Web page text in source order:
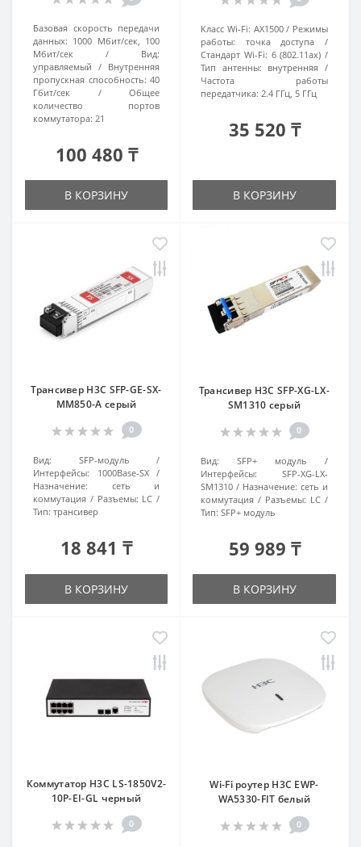
Базовая скорость передачи
данных: 1000 Мбит/сек, 100
Мбит/сек
Вид:
управляемый
Внутренняя
пропускная способность: 40
Гбит/сек
Общее
количество портов
коммутатора: 21
100 480 ₸
В КОРЗИНУ
Класс Wi-Fi: AX1500
Режимы
работы:
точка доступа
Стандарт Wi-Fi: 6 (802.11ax)
Тип антенны: внутренняя
Частота работы
передатчика: 2.4 ГГц, 5 ГГц
35 520 ₸
В КОРЗИНУ
Трансивер H3C SFP-GE-SX-
MM850-A серый
0
Вид:
SFP-модуль
Интерфейсы:
1000Base-SX
Назначение:
сеть и
коммутация
Разъемы: LC
Тип: трансивер
18 841 ₸
В КОРЗИНУ
Трансивер H3C SFP-XG-LX-
SM1310 серый
0
Вид:
SFP+ модуль
Интерфейсы:
SFP-XG-LX-
SM1310
Назначение: сеть и
коммутация
Разъемы: LC
Тип: SFP+ модуль
59 989 ₸
В КОРЗИНУ
Коммутатор H3C LS-1850V2-
10P-EI-GL черный
0
Wi-Fi роутер H3C EWP-
WA5330-FIT белый
0